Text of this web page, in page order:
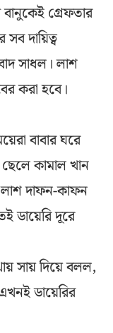
গ্রেফতার
দায়িত্ব
সাধল। লাশ
করা হবে।
বাবার ঘরে
কামাল খান
লাশ দাফন-কাফন
ডায়েরি দূরে
সায় দিয়ে বলল,
ডায়েরির